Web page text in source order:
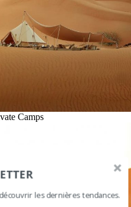
Camps
les dernières tendances.